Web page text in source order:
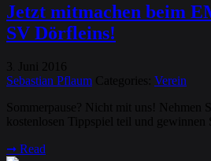
Jetzt mitmachen beim
SV Dörfleins!
3
2016
Sebastian Pflaum Categories: Verein
Sommerpause? Nicht mit uns! Nehmen
kostenlosen Tippspiel teil und gewinnen
➞ Read